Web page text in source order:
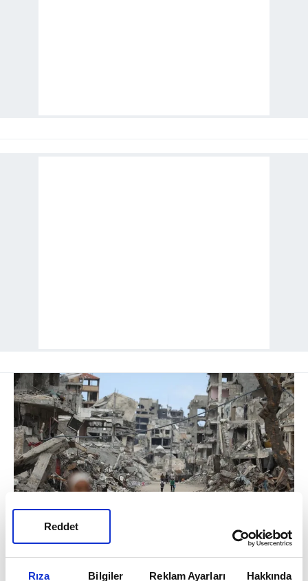
Rıza Bilgiler Reklam Ayarları Hakkında
Reddet
Açıklamada, "İsrail hükümetindeki aşırı
sağcı siyasetçilerin Filistinlilerin zorla